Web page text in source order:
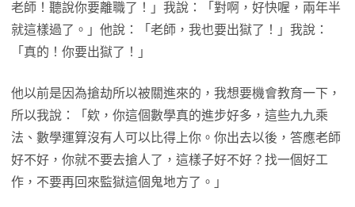
老師！聽說你要離職了！」我說：「對啊，好快喔，兩年半
就這樣過了。」他說：「老師，我也要出獄了！」我說：
「真的！你要出獄了！」
他以前是因為搶劫所以被關進來的，我想要機會教育一下，
所以我說：「欸，你這個數學真的進步好多，這些九九乘
法、數學運算沒有人可以比得上你。你出去以後，答應老師
好不好，你就不要去搶人了，這樣子好不好？找一個好工
作，不要再回來監獄這個鬼地方了。」